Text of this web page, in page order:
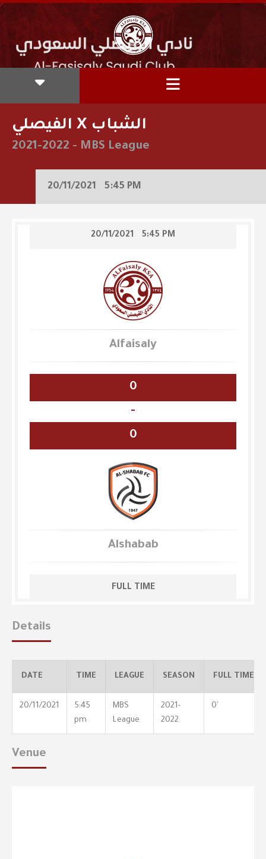
الفيصلي X الشباب
2021-2022 - MBS League
20/11/2021 5:45 PM
20/11/2021 5:45 PM
Alfaisaly
0
-
0
Alshabab
FULL TIME
Details
DATE TIME LEAGUE SEASON FULL TIME
20/11/2021
5:45
pm
MBS
League
2021-
2022
0'
Venue